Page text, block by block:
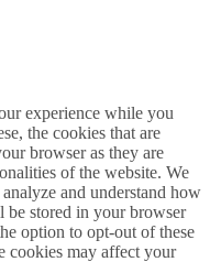
experience while you
the cookies that are
browser as they are
of the website. We
and understand how
be stored in your browser
option to opt-out of these
cookies may affect your